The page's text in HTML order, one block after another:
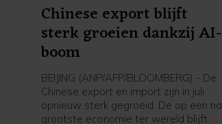
Chinese export blijft
sterk groeien dankzij AI-
boom
BEIJING (ANP/AFP/BLOOMBERG) - De
Chinese export en import zijn in juli
opnieuw sterk gegroeid. De op een na
grootste economie ter wereld blijft